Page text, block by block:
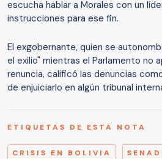
escucha hablar a Morales con un
instrucciones para ese fin.
El exgobernante, quien se
el exilio" mientras el Parlamento no
renuncia, calificó las denuncias
de enjuiciarlo en algún tribunal
ETIQUETAS DE ESTA NOTA
CRISIS EN BOLIVIA